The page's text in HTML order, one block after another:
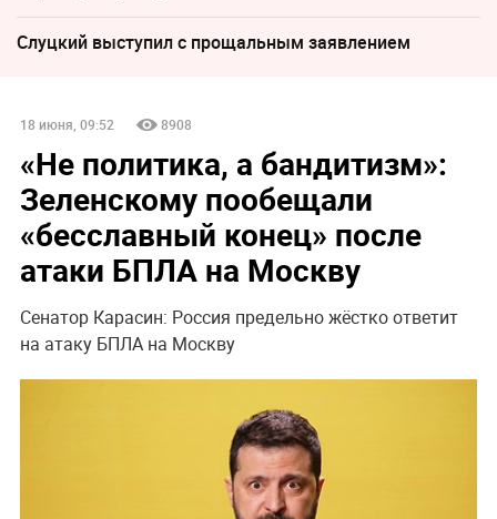
Слуцкий выступил с прощальным заявлением
18 июня, 09:52 8908
«Не политика, а бандитизм»:
Зеленскому пообещали
«бесславный конец» после
атаки БПЛА на Москву
Сенатор Карасин: Россия предельно жёстко ответит
на атаку БПЛА на Москву